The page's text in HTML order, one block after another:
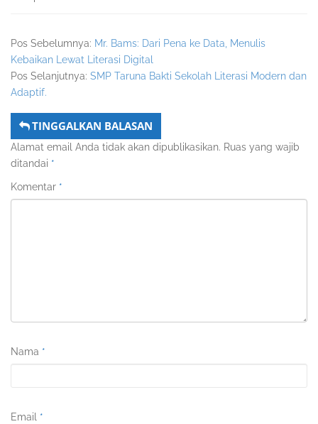
Pos Sebelumnya: Mr. Bams: Dari Pena ke Data, Menulis
Kebaikan Lewat Literasi Digital
Pos Selanjutnya: SMP Taruna Bakti Sekolah Literasi Modern dan
Adaptif.
TINGGALKAN BALASAN
Alamat email Anda tidak akan dipublikasikan. Ruas yang wajib
ditandai *
Komentar *
Nama *
Email *